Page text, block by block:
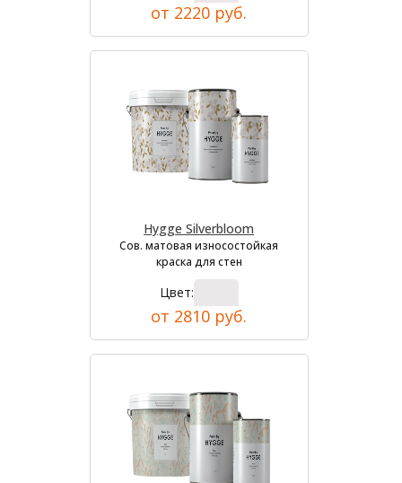
от 2220 руб.
Hygge Silverbloom
Сов. матовая износостойкая
краска для стен
Цвет:
от 2810 руб.